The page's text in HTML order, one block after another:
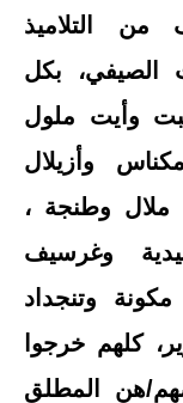
من التلاميذ
الصيفي، بكل
وأيت ملول
وأزيلال
ملال وطنجة ،
وغرسيف
وتنجداد
كلهم خرجوا
هن المطلق